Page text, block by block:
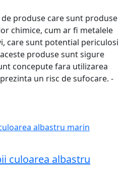
de produse care sunt produse
chimice, cum ar fi metalele
care sunt potential periculosi
produse sunt sigure
concepute fara utilizarea
un risc de sufocare. -
culoarea albastru